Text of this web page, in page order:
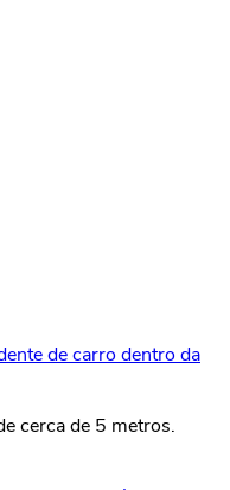
de carro dentro da
cerca de 5 metros.